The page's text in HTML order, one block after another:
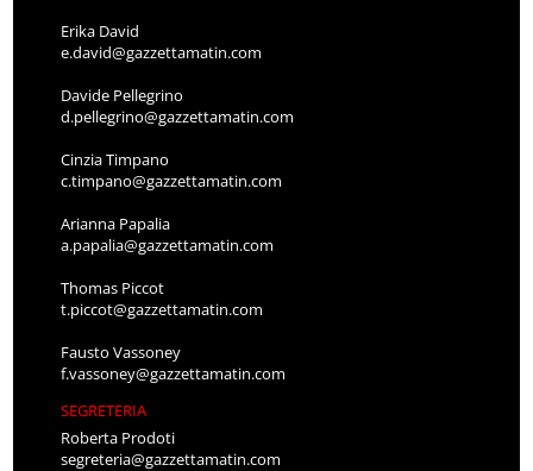
Erika David
e.david@gazzettamatin.com
Davide Pellegrino
d.pellegrino@gazzettamatin.com
Cinzia Timpano
c.timpano@gazzettamatin.com
Arianna Papalia
a.papalia@gazzettamatin.com
Thomas Piccot
t.piccot@gazzettamatin.com
Fausto Vassoney
f.vassoney@gazzettamatin.com
SEGRETERIA
Roberta Prodoti
segreteria@gazzettamatin.com